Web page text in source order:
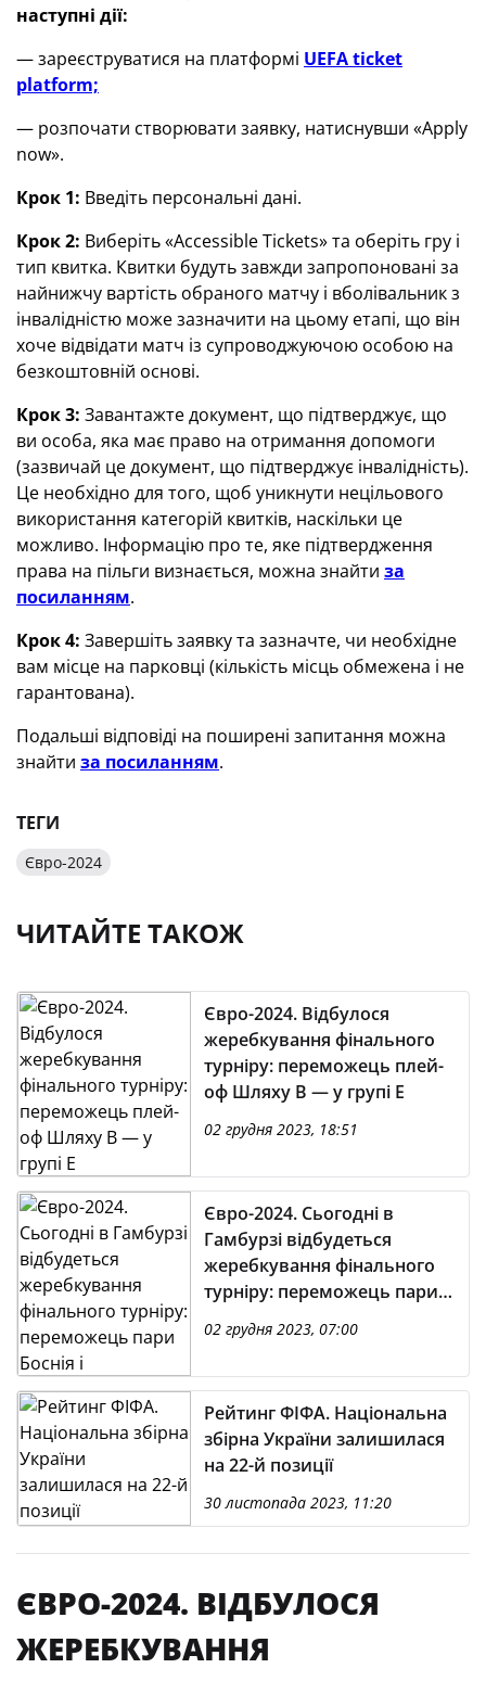
наступні дії:
— зареєструватися на платформі UEFA ticket
platform;
— розпочати створювати заявку, натиснувши «Apply
now».
Крок 1: Введіть персональні дані.
Крок 2: Виберіть «Accessible Tickets» та оберіть гру і
тип квитка. Квитки будуть завжди запропоновані за
найнижчу вартість обраного матчу і вболівальник з
інвалідністю може зазначити на цьому етапі, що він
хоче відвідати матч із супроводжуючою особою на
безкоштовній основі.
Крок 3: Завантажте документ, що підтверджує, що
ви особа, яка має право на отримання допомоги
(зазвичай це документ, що підтверджує інвалідність).
Це необхідно для того, щоб уникнути нецільового
використання категорій квитків, наскільки це
можливо. Інформацію про те, яке підтвердження
права на пільги визнається, можна знайти за
посиланням.
Крок 4: Завершіть заявку та зазначте, чи необхідне
вам місце на парковці (кількість місць обмежена і не
гарантована).
Подальші відповіді на поширені запитання можна
знайти за посиланням.
ТЕГИ
Євро-2024
ЧИТАЙТЕ ТАКОЖ
Євро-2024. Відбулося
жеребкування фінального
турніру: переможець плей-
оф Шляху В — у групі Е
02 грудня 2023, 18:51
Євро-2024. Сьогодні в
Гамбурзі відбудеться
жеребкування фінального
турніру: переможець пари
Боснія і Герцеговина/
Україна — у четвертому
02 грудня 2023, 07:00
Рейтинг ФІФА. Національна
збірна України залишилася
на 22-й позиції
30 листопада 2023, 11:20
ЄВРО-2024. ВІДБУЛОСЯ
ЖЕРЕБКУВАННЯ